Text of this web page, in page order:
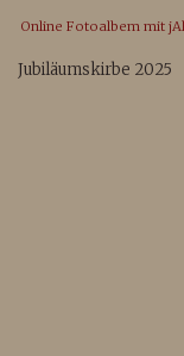
Online Fotoalbem mit
Jubiläumskirbe 2025